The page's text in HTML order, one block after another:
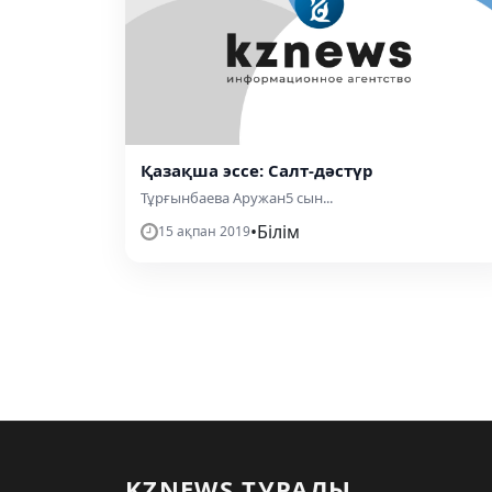
Қазақша эссе: Салт-дәстүр
Тұрғынбаева Аружан5 сын...
15 ақпан 2019•Білім